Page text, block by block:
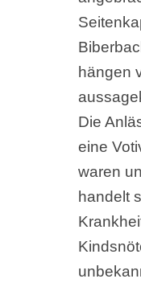
hängen
Die
eine
waren
handelt